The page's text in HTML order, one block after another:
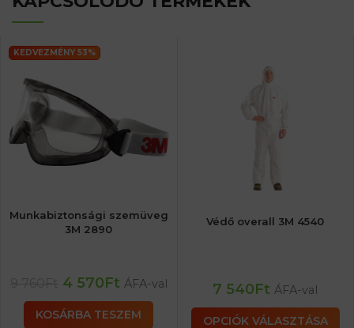
KEDVEZMÉNY 53%
Munkabiztonsági szemüveg
3M 2890
4 570Ft ÁFA-val
KOSÁRBA TESZEM
Védő overall 3M 4540
7 540Ft ÁFA-val
OPCIÓK VÁLASZTÁSA